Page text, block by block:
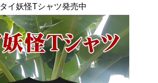
タイ妖怪Tシャツ発売中